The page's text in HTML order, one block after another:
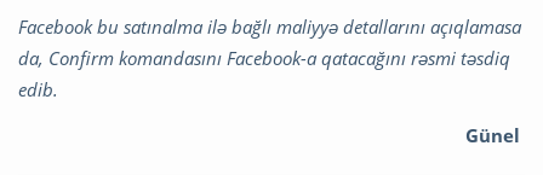
Facebook bu satınalma ilə bağlı maliyyə detallarını açıqlamasa
da, Confirm komandasını Facebook-a qatacağını rəsmi təsdiq
edib.
Günel